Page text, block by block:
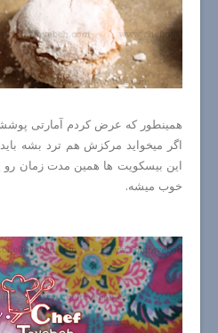
همینطور که عرض کردم آمارتی
اگر میخواید مرکزش هم ترد بشه
این بیسکویت ها همین مدت زمان رو
خوب میشه.